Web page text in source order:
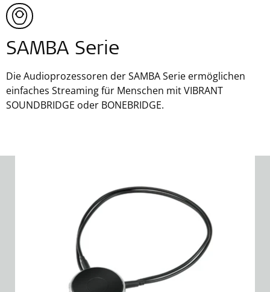
SAMBA Serie
Die Audioprozessoren der SAMBA Serie ermöglichen
einfaches Streaming für Menschen mit VIBRANT
SOUNDBRIDGE oder BONEBRIDGE.